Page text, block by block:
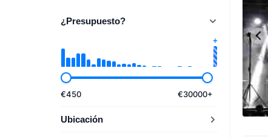
¿Presupuesto?
€450 €30000+
Ubicación